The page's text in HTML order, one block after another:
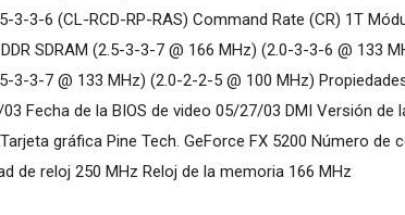
3-3-6 (CL-RCD-RP-RAS) Command Rate (CR) 1T
SDRAM (2.5-3-3-7 @ 166 MHz) (2.0-3-3-6 @ 133
3-3-7 @ 133 MHz) (2.0-2-2-5 @ 100 MHz)
Fecha de la BIOS de video 05/27/03 DMI Versión de
gráfica Pine Tech. GeForce FX 5200 Número de
de reloj 250 MHz Reloj de la memoria 166 MHz